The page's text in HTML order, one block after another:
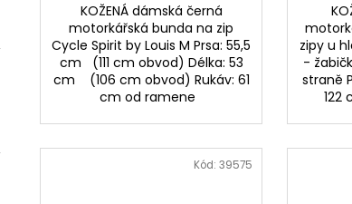
KOŽENÁ dámská černá
motorkářská bunda na zip
Cycle Spirit by Louis M Prsa: 55,5
cm (111 cm obvod) Délka: 53
cm (106 cm obvod) Rukáv: 61
cm od ramene
zipy u
-
straně
122
Kód:39575